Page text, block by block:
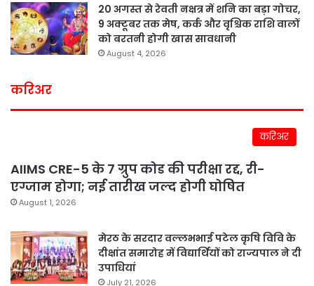
20 अगस्त से रेवती नक्षत्र में शनि का बड़ा गोचर,
9 अक्टूबर तक मेष, कर्क और वृश्चिक राशि वालों
को बरतनी होगी खास सावधानी
August 4, 2026
करिअर
करिअर
AIIMS CRE-5 के 7 ग्रुप कोड की परीक्षा रद्द, री-
एग्जाम होगा; नई तारीख जल्द होगी घोषित
August 1, 2026
मेरठ के सरदार वल्लभभाई पटेल कृषि विवि के
दीक्षांत समारोह में विद्यार्थियों को राज्यपाल ने दी
उपाधियां
July 21, 2026